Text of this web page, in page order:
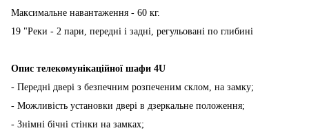
Максимальне навантаження - 60 кг.
19 "Реки - 2 пари, передні і задні, регульовані по глибині
Опис телекомунікаційної шафи 4U
- Передні двері з безпечним розпеченим склом, на замку;
- Можливість установки двері в дзеркальне положення;
- Знімні бічні стінки на замках;